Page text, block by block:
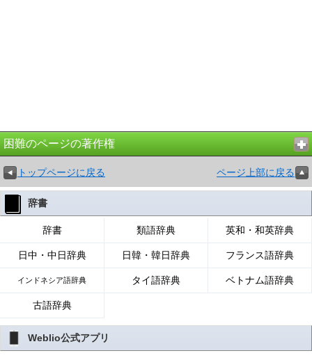
困難のページの著作権
トップページに戻る ページ上部に戻る
辞書
辞書 類語辞典 英和・和英辞典
日中・中日辞典 日韓・韓日辞典 フランス語辞典
インドネシア語辞典 タイ語辞典 ベトナム語辞典
古語辞典
Weblio公式アプリ